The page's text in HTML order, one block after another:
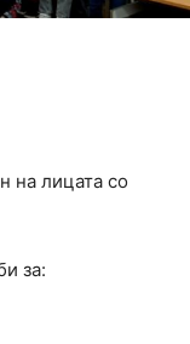
на лицата со
за: